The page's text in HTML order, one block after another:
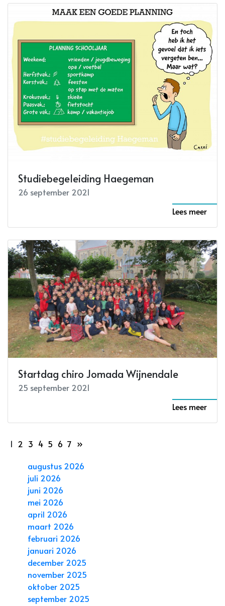
Studiebegeleiding Haegeman
26 september 2021
Lees meer
Startdag chiro Jomada Wijnendale
25 september 2021
Lees meer
1 2 3 4 5 6 7 »
augustus 2026
juli 2026
juni 2026
mei 2026
april 2026
maart 2026
februari 2026
januari 2026
december 2025
november 2025
oktober 2025
september 2025